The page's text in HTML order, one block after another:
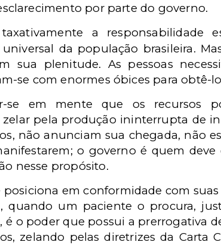
por parte do governo.
a responsabilidade
da população brasileira.
sua plenitude. As pessoas
se com enormes óbices para obtê-
se em mente que os recursos
pela produção ininterrupta de
não anunciam sua chegada, não
o governo é quem
nesse propósito.
em conformidade com
quando um paciente o procura,
é o poder que possui a prerrogativa
zelando pelas diretrizes da Carta